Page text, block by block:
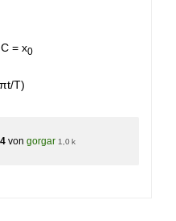
= x0
T)
von gorgar 1,0 k